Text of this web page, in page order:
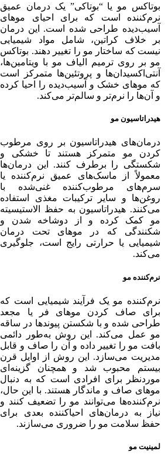
بوتاکس مو یا “بوتاکی” یک درمان عمیق
نرم‌کننده است که برای احیای موهای
آسیب‌دیده طراحی شده است. این درمان
بر خلاف کراتین، شامل مواد شیمیایی
نیست که ساختار مو را تغییر دهند. بوتاکس
مو بر روی ترمیم الیاف مو با ویتامین‌ها،
آنتی‌اکسیدان‌ها و پروتئین‌ها متمرکز است
که موهای خشک و آسیب‌دیده را احیا کرده
و آن‌ها را نرم‌تر و سالم‌تر می‌کند.
هیدراتاسیون مو
درمان‌های هیدراتاسیون بر روی مرطوب
کردن مو متمرکز هستند تا خشکی و
شکستگی را برطرف کنند. این درمان‌ها
معمولاً از ماسک‌های عمیق نرم‌کننده یا
سرم‌های مرطوب‌کننده غنی‌شده با
روغن‌ها و سایر ترکیبات مغذی استفاده
می‌کنند. هیدراتاسیون به حفظ الاستیسیته
مو کمک کرده و از دوشاخه شدن و
شکنندگی که در موهای تحت درمان
شیمیایی یا حرارتی رایج است، جلوگیری
می‌کند.
نرم‌کننده مو
نرم‌کننده مو یک فرآیند شیمیایی است که
برای صاف کردن موهای فر یا مجعد
طراحی شده و با شکستن پیوندها در ساقه
مو عمل می‌کند. این روش به‌طور دائمی
بافت مو را تغییر داده و آن را صاف و قابل
مدیریت می‌سازد. این روش از اوایل قرن
بیستم محبوب شد و همچنان گزینه‌ای
موردنظر برای افرادی است که به دنبال
موهای صاف و ماندگار هستند. با این حال،
نرم‌کننده‌ها می‌توانند مو را تضعیف کنند و
نیاز به درمان‌های احیاکننده بعدی برای
حفظ سلامت مو را ضروری می‌سازند.
لمینیت مو